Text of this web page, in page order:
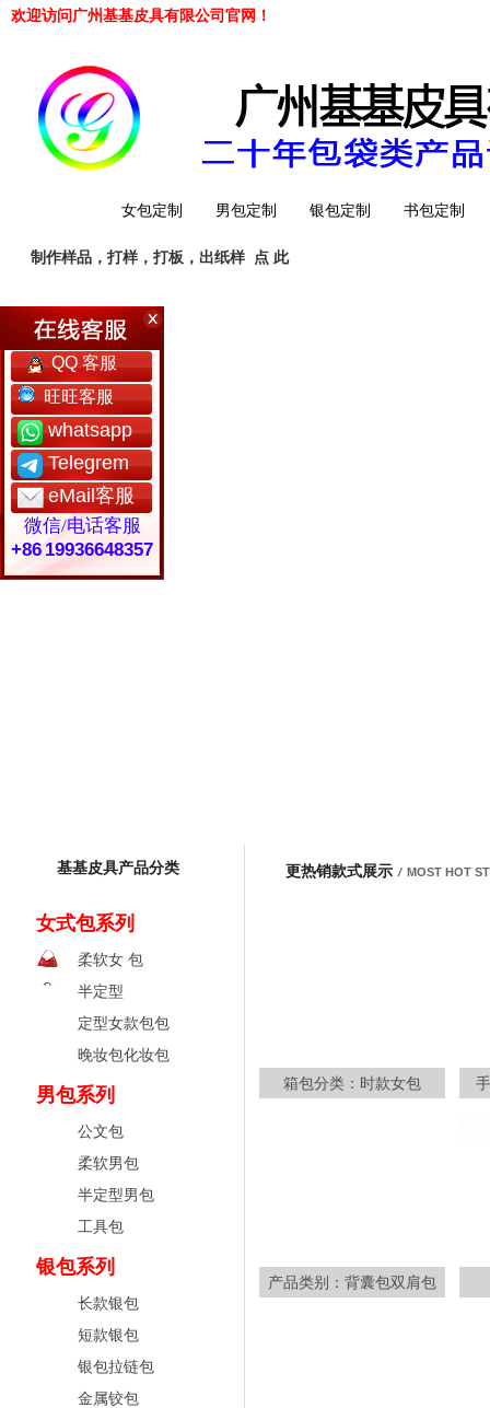
欢迎访问广州基基皮具有限公司官网！
女包定制 男包定制 银包定制 书包定制
工厂简介
制作样品，打样，打板，出纸样 点 此
基基皮具产品分类
女式包系列
柔软女 包
半定型
定型女款包包
晚妆包化妆包
男包系列
公文包
柔软男包
半定型男包
工具包
银包系列
长款银包
短款银包
银包拉链包
金属铰包
更热销款式展示 / MOST HOT
箱包分类：时款女包
产品类别：背囊包双肩包
QQ 客服
旺旺客服
whatsapp
Telegrem
eMail客服
微信/电话客服
+86 19936648357